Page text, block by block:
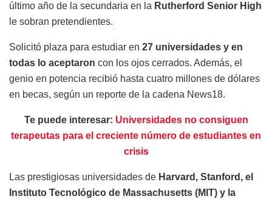
último año de la secundaria en la Rutherford Senior High
le sobran pretendientes.
Solicitó plaza para estudiar en 27 universidades y en
todas lo aceptaron con los ojos cerrados. Además, el
genio en potencia recibió hasta cuatro millones de dólares
en becas, según un reporte de la cadena News18.
Te puede interesar: Universidades no consiguen
terapeutas para el creciente número de estudiantes en
crisis
Las prestigiosas universidades de Harvard, Stanford, el
Instituto Tecnológico de Massachusetts (MIT) y la